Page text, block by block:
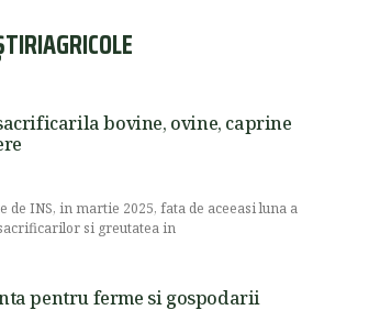
bovine, ovine, caprine
de INS, in martie 2025, fata de aceeasi luna a
si greutatea in
pentru ferme si gospodarii